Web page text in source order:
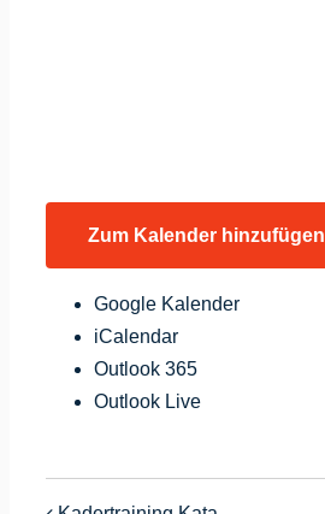
Zum Kalender hinzufügen
Google Kalender
iCalendar
Outlook 365
Outlook Live